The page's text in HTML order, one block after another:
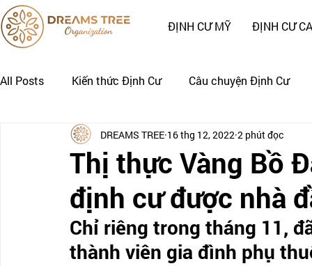
ĐỊNH CƯ MỸ ĐỊNH CƯ
All Posts Kiến thức Định Cư Câu chuyện Định Cư
Nhật Ký Định Cư của Khách Hàng CÂU CHUYỆN
Thị thực Vàng Bồ
định cư được nhà
DREAMS TREE 16 thg 12, 2022 2 phút đọc
Chỉ riêng trong tháng 11,
thành viên gia đình phụ